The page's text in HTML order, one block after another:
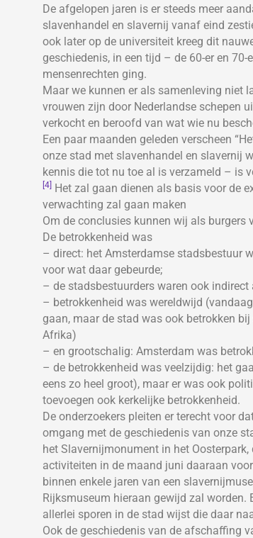
De afgelopen jaren is er steeds meer
slavenhandel en slavernij vanaf eind
ook later op de universiteit kreeg dit
geschiedenis, in een tijd – de 60-er en
mensenrechten ging.
Maar we kunnen er als samenleving niet
vrouwen zijn door Nederlandse schepen
verkocht en beroofd van wat wie nu
Een paar maanden geleden verscheen
onze stad met slavenhandel en slavernij
kennis die tot nu toe al is verzameld – is
[4] Het zal gaan dienen als basis voor de
verwachting zal gaan maken
Om de conclusies kunnen wij als burgers
De betrokkenheid was
– direct: het Amsterdamse stadsbestuur
voor wat daar gebeurde;
– de stadsbestuurders waren ook indirect
– betrokkenheid was wereldwijd
gaan, maar de stad was ook betrokken
Afrika)
– en grootschalig: Amsterdam was
– de betrokkenheid was veelzijdig: het
eens zo heel groot), maar er was ook
toevoegen ook kerkelijke betrokkenheid.
De onderzoekers pleiten er terecht voor
omgang met de geschiedenis van onze
het Slavernijmonument in het
activiteiten in de maand juni daaraan
binnen enkele jaren van een
Rijksmuseum hieraan gewijd zal worden.
allerlei sporen in de stad wijst die daar
Ook de geschiedenis van de afschaffing